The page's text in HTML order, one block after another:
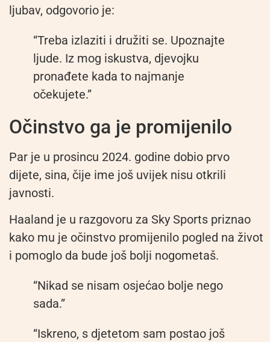
ljubav, odgovorio je:
“Treba izlaziti i družiti se. Upoznajte
ljude. Iz mog iskustva, djevojku
pronađete kada to najmanje
očekujete.”
Očinstvo ga je promijenilo
Par je u prosincu 2024. godine dobio prvo
dijete, sina, čije ime još uvijek nisu otkrili
javnosti.
Haaland je u razgovoru za Sky Sports priznao
kako mu je očinstvo promijenilo pogled na život
i pomoglo da bude još bolji nogometaš.
“Nikad se nisam osjećao bolje nego
sada.”
“Iskreno, s djetetom sam postao još